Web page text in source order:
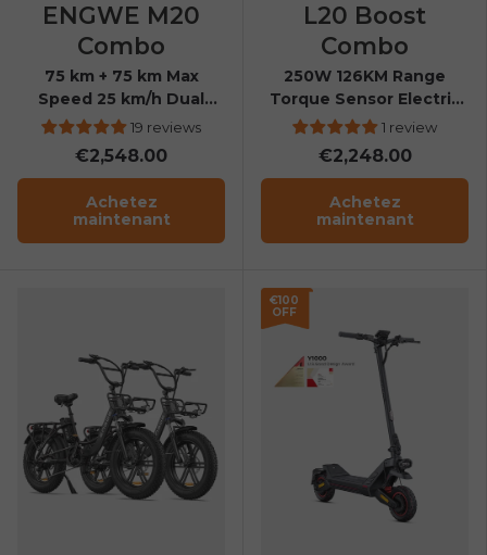
ENGWE M20
Combo
75 km + 75 km Max
Speed 25 km/h Dual
Suspension Long Range
E-bike
19 reviews
€2,548.00
Achetez
maintenant
L20 Boost
Combo
250W 126KM Range
Torque Sensor Electric
Fat Bike with a Boost
Button
1 review
€2,248.00
Achetez
maintenant
€100
OFF